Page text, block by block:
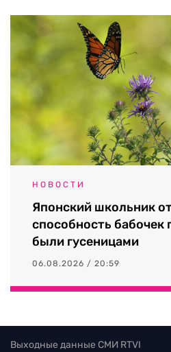
НОВОСТИ
Японский школьник
способность бабочек
были гусеницами
06.08.2026 / 20:59
Выходные данные СМИ RTVI